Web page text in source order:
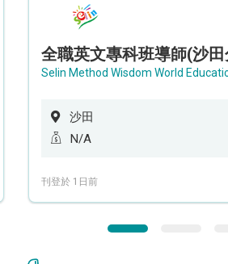
全職英文專科班導師(沙
Selin Method Wisdom World
沙田
N/A
刊登於 1日前